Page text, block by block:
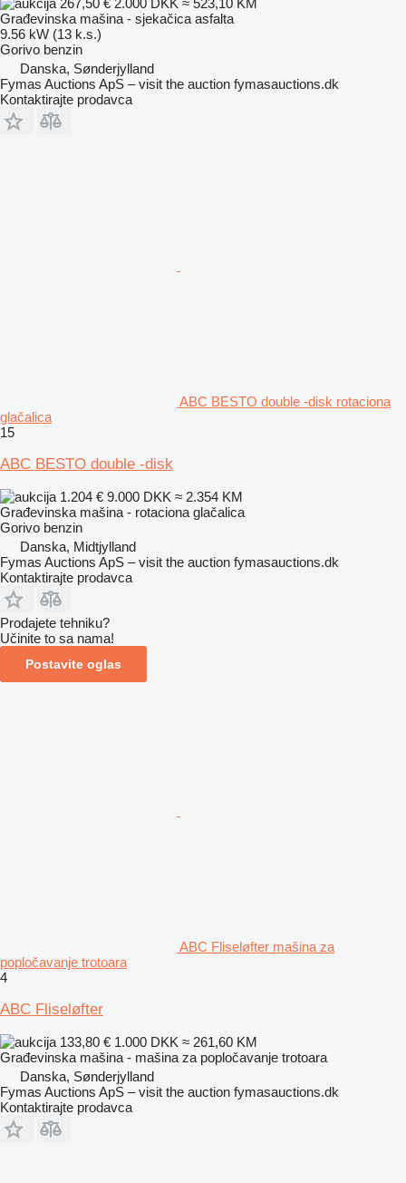
267,50 € 2.000 DKK ≈ 523,10 KM
Građevinska mašina - sjekačica asfalta
9.56 kW (13 k.s.)
Gorivo benzin
Danska, Sønderjylland
Fymas Auctions ApS – visit the auction fymasauctions.dk
Kontaktirajte prodavca
ABC BESTO double -disk rotaciona
glačalica
15
ABC BESTO double -disk
1.204 € 9.000 DKK ≈ 2.354 KM
Građevinska mašina - rotaciona glačalica
Gorivo benzin
Danska, Midtjylland
Fymas Auctions ApS – visit the auction fymasauctions.dk
Kontaktirajte prodavca
Prodajete tehniku?
Učinite to sa nama!
Postavite oglas
ABC Fliseløfter mašina za
popločavanje trotoara
4
ABC Fliseløfter
133,80 € 1.000 DKK ≈ 261,60 KM
Građevinska mašina - mašina za popločavanje trotoara
Danska, Sønderjylland
Fymas Auctions ApS – visit the auction fymasauctions.dk
Kontaktirajte prodavca